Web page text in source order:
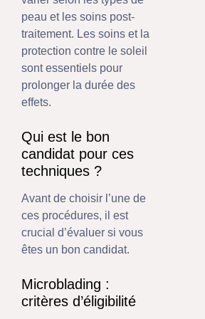
peau et les soins post-
traitement. Les soins et la
protection contre le soleil
sont essentiels pour
prolonger la durée des
effets.
Qui est le bon
candidat pour ces
techniques ?
Avant de choisir l’une de
ces procédures, il est
crucial d’évaluer si vous
êtes un bon candidat.
Microblading :
critères d’éligibilité